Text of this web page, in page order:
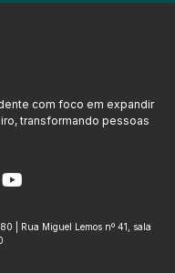
com foco em expandir
transformando pessoas
| Rua Miguel Lemos nº 41, sala